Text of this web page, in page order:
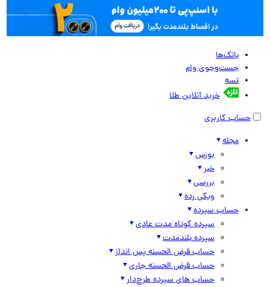
بانک‌ها
جست‌وجوی وام
تسه
خرید آنلاین طلا
حساب کاربری
مجله
بورس
خبر
بررسی
ویکی رده
حساب سپرده
سپرده کوتاه مدت عادی
سپرده بلندمدت
حساب قرض الحسنه پس انداز
حساب قرض الحسنه جاری
حساب های سپرده طرح‌دار